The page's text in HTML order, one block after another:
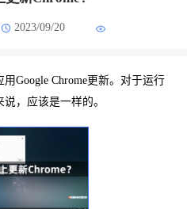
2023/09/20
Google Chrome更新。对于运行
，应该是一样的。